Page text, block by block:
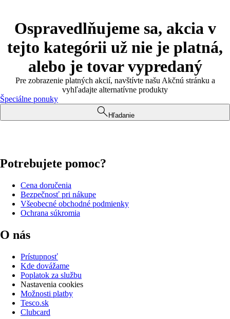
Ospravedlňujeme sa, akcia v
tejto kategórii už nie je platná,
alebo je tovar vypredaný
Pre zobrazenie platných akcií, navštívte našu Akčnú stránku a
vyhľadajte alternatívne produkty
Špeciálne ponuky
Hľadanie
Potrebujete pomoc?
Cena doručenia
Bezpečnosť pri nákupe
Všeobecné obchodné podmienky
Ochrana súkromia
O nás
Prístupnosť
Kde dovážame
Poplatok za službu
Nastavenia cookies
Možnosti platby
Tesco.sk
Clubcard